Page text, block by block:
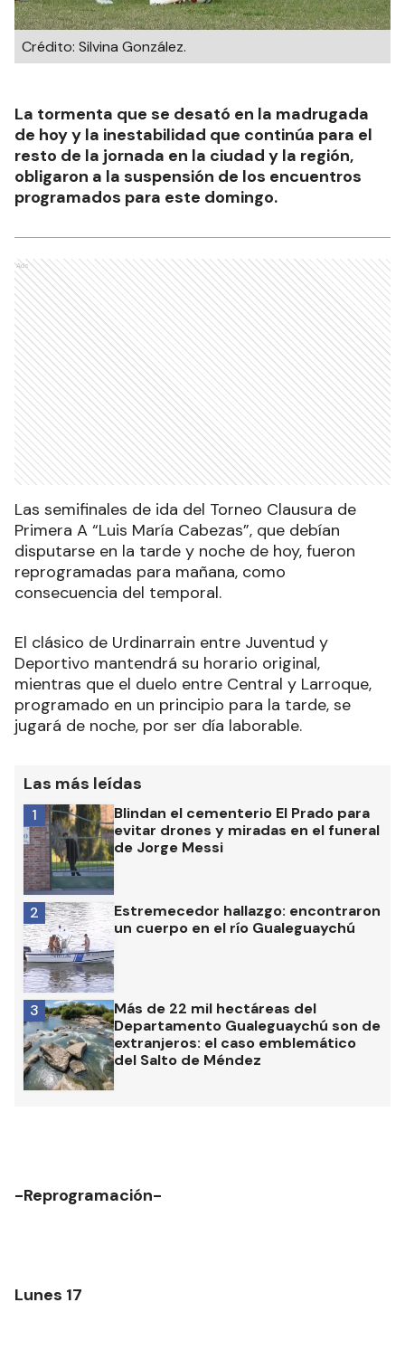
Crédito: Silvina González.
La tormenta que se desató en la madrugada
de hoy y la inestabilidad que continúa para el
resto de la jornada en la ciudad y la región,
obligaron a la suspensión de los encuentros
programados para este domingo.
Ads
Las semifinales de ida del Torneo Clausura de
Primera A “Luis María Cabezas”, que debían
disputarse en la tarde y noche de hoy, fueron
reprogramadas para mañana, como
consecuencia del temporal.
El clásico de Urdinarrain entre Juventud y
Deportivo mantendrá su horario original,
mientras que el duelo entre Central y Larroque,
programado en un principio para la tarde, se
jugará de noche, por ser día laborable.
Las más leídas
Blindan el cementerio El Prado para
evitar drones y miradas en el funeral
de Jorge Messi
1
Estremecedor hallazgo: encontraron
un cuerpo en el río Gualeguaychú
2
Más de 22 mil hectáreas del
Departamento Gualeguaychú son de
extranjeros: el caso emblemático
del Salto de Méndez
3
-Reprogramación-
Lunes 17